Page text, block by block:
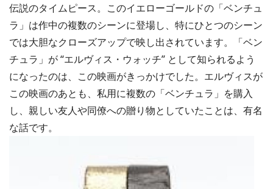
伝説のタイムピース。このイエローゴールドの「ベンチュ
ラ」は作中の複数のシーンに登場し、特にひとつのシーン
では大胆なクローズアップで映し出されています。「ベン
チュラ」が “エルヴィス・ウォッチ” として知られるよう
になったのは、この映画がきっかけでした。エルヴィスが
この映画のあとも、私用に複数の「ベンチュラ」を購入
し、親しい友人や同僚への贈り物としていたことは、有名
な話です。